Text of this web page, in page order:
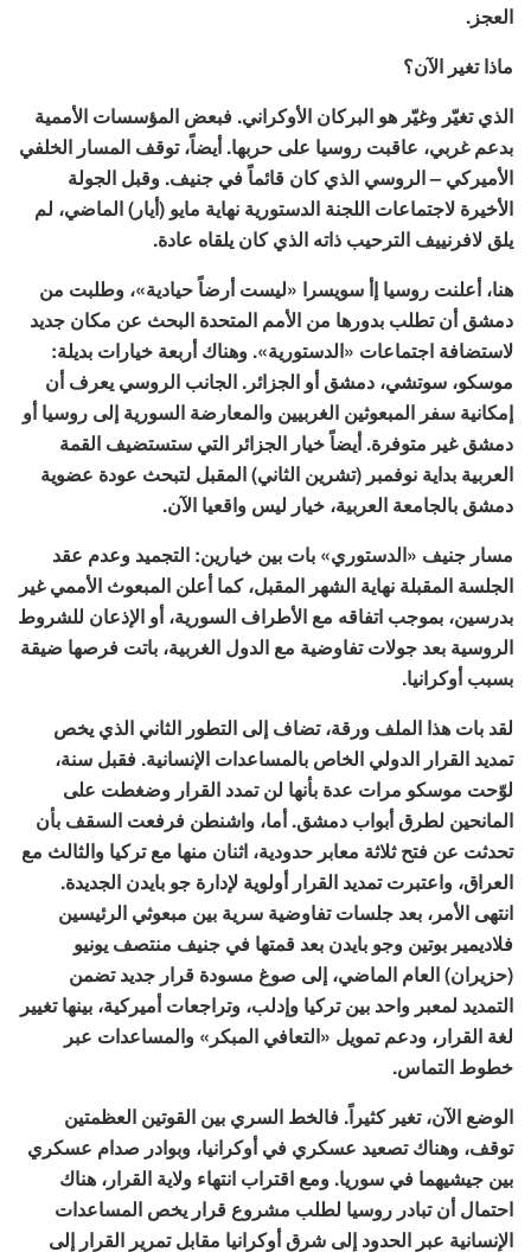
العجز.
ماذا تغير الآن؟
الذي تغيّر وغيّر هو البركان الأوكراني. فبعض المؤسسات الأممية
بدعم غربي، عاقبت روسيا على حربها. أيضاً، توقف المسار الخلفي
الأميركي – الروسي الذي كان قائماً في جنيف. وقبل الجولة
الأخيرة لاجتماعات اللجنة الدستورية نهاية مايو (أيار) الماضي، لم
يلق لافرنييف الترحيب ذاته الذي كان يلقاه عادة.
هنا، أعلنت روسيا إأ سويسرا «ليست أرضاً حيادية»، وطلبت من
دمشق أن تطلب بدورها من الأمم المتحدة البحث عن مكان جديد
لاستضافة اجتماعات «الدستورية». وهناك أربعة خيارات بديلة:
موسكو، سوتشي، دمشق أو الجزائر. الجانب الروسي يعرف أن
إمكانية سفر المبعوثين الغربيين والمعارضة السورية إلى روسيا أو
دمشق غير متوفرة. أيضاً خيار الجزائر التي ستستضيف القمة
العربية بداية نوفمبر (تشرين الثاني) المقبل لتبحث عودة عضوية
دمشق بالجامعة العربية، خيار ليس واقعيا الآن.
مسار جنيف «الدستوري» بات بين خيارين: التجميد وعدم عقد
الجلسة المقبلة نهاية الشهر المقبل، كما أعلن المبعوث الأممي غير
بدرسين، بموجب اتفاقه مع الأطراف السورية، أو الإذعان للشروط
الروسية بعد جولات تفاوضية مع الدول الغربية، باتت فرصها ضيقة
بسبب أوكرانيا.
لقد بات هذا الملف ورقة، تضاف إلى التطور الثاني الذي يخص
تمديد القرار الدولي الخاص بالمساعدات الإنسانية. فقبل سنة،
لوّحت موسكو مرات عدة بأنها لن تمدد القرار وضغطت على
المانحين لطرق أبواب دمشق. أما، واشنطن فرفعت السقف بأن
تحدثت عن فتح ثلاثة معابر حدودية، اثنان منها مع تركيا والثالث مع
العراق، واعتبرت تمديد القرار أولوية لإدارة جو بايدن الجديدة.
انتهى الأمر، بعد جلسات تفاوضية سرية بين مبعوثي الرئيسين
فلاديمير بوتين وجو بايدن بعد قمتها في جنيف منتصف يونيو
(حزيران) العام الماضي، إلى صوغ مسودة قرار جديد تضمن
التمديد لمعبر واحد بين تركيا وإدلب، وتراجعات أميركية، بينها تغيير
لغة القرار، ودعم تمويل «التعافي المبكر» والمساعدات عبر
خطوط التماس.
الوضع الآن، تغير كثيراً. فالخط السري بين القوتين العظمتين
توقف، وهناك تصعيد عسكري في أوكرانيا، وبوادر صدام عسكري
بين جيشيهما في سوريا. ومع اقتراب انتهاء ولاية القرار، هناك
احتمال أن تبادر روسيا لطلب مشروع قرار يخص المساعدات
الإنسانية عبر الحدود إلى شرق أوكرانيا مقابل تمرير القرار إلى